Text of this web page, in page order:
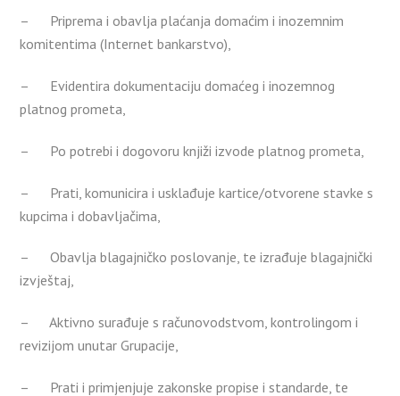
– Priprema i obavlja plaćanja domaćim i inozemnim
komitentima (Internet bankarstvo),
– Evidentira dokumentaciju domaćeg i inozemnog
platnog prometa,
– Po potrebi i dogovoru knjiži izvode platnog prometa,
– Prati, komunicira i usklađuje kartice/otvorene stavke s
kupcima i dobavljačima,
– Obavlja blagajničko poslovanje, te izrađuje blagajnički
izvještaj,
– Aktivno surađuje s računovodstvom, kontrolingom i
revizijom unutar Grupacije,
– Prati i primjenjuje zakonske propise i standarde, te